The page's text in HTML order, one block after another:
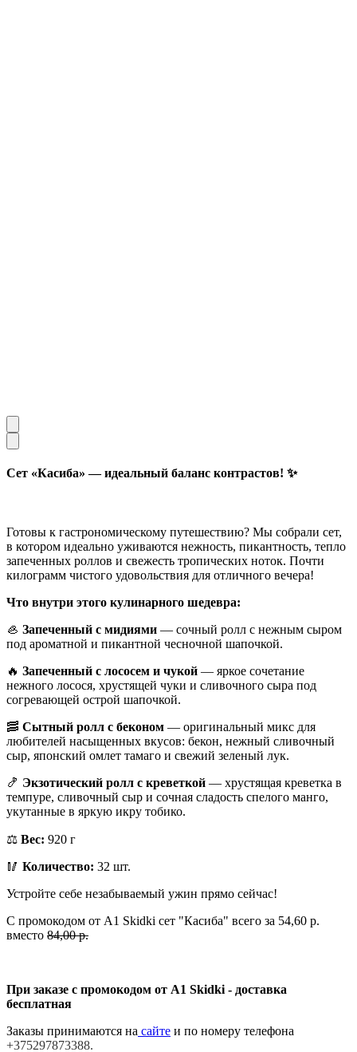
Сет «Касиба» — идеальный баланс контрастов! ✨
Готовы к гастрономическому путешествию? Мы собрали сет,
в котором идеально уживаются нежность, пикантность, тепло
запеченных роллов и свежесть тропических ноток. Почти
килограмм чистого удовольствия для отличного вечера!
Что внутри этого кулинарного шедевра:
🦪 Запеченный с мидиями — сочный ролл с нежным сыром
под ароматной и пикантной чесночной шапочкой.
🔥 Запеченный с лососем и чукой — яркое сочетание
нежного лосося, хрустящей чуки и сливочного сыра под
согревающей острой шапочкой.
🥓 Сытный ролл с беконом — оригинальный микс для
любителей насыщенных вкусов: бекон, нежный сливочный
сыр, японский омлет тамаго и свежий зеленый лук.
🍤 Экзотический ролл с креветкой — хрустящая креветка в
темпуре, сливочный сыр и сочная сладость спелого манго,
укутанные в яркую икру тобико.
⚖️ Вес: 920 г
🥢 Количество: 32 шт.
Устройте себе незабываемый ужин прямо сейчас!
С промокодом от A1 Skidki сет "Касиба" всего за 54,60 р.
вместо 84,00 р.
При заказе с промокодом от А1 Skidki - доставка
бесплатная
Заказы принимаются на сайте и по номеру телефона
+375297873388.